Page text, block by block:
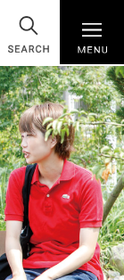
SEARCH